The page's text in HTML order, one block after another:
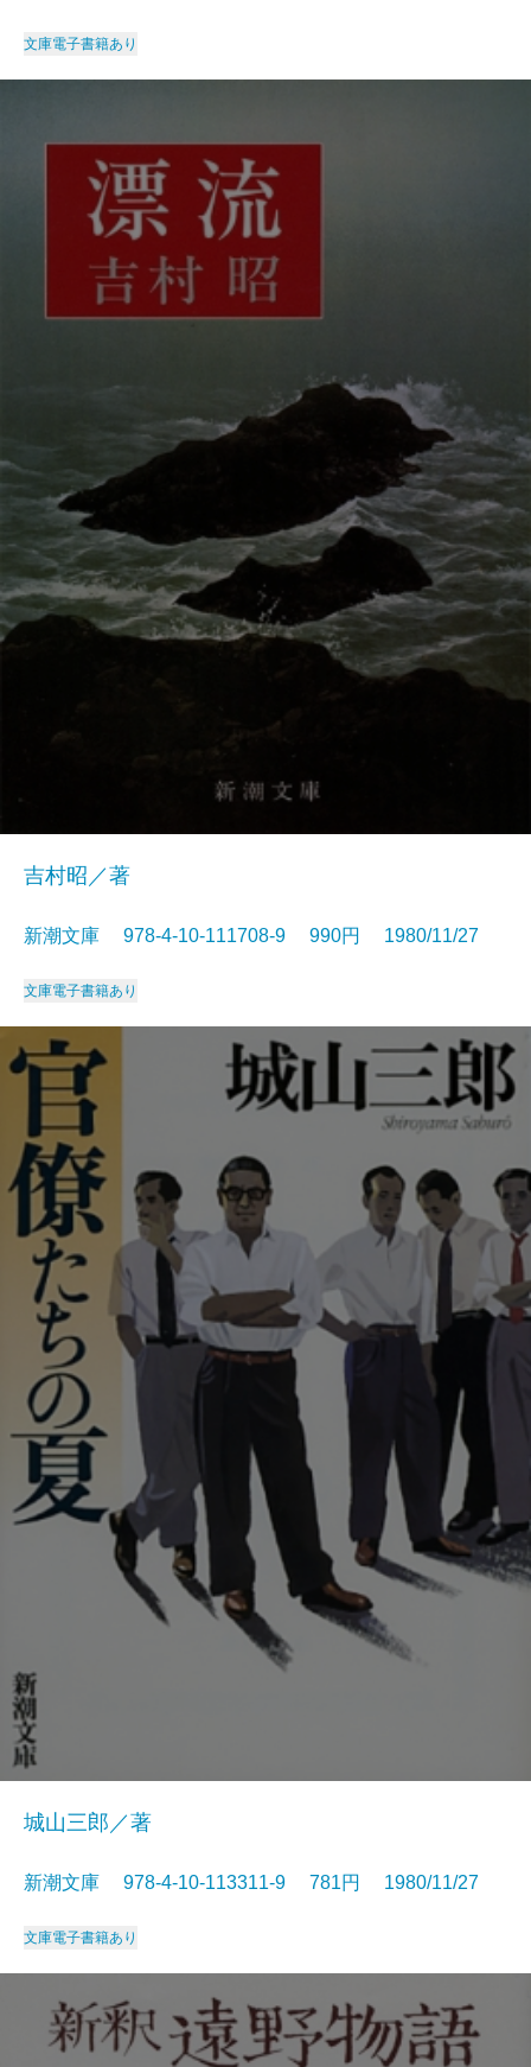
文庫電子書籍あり
吉村昭／著
新潮文庫 978-4-10-111708-9 990円 1980/11/27
文庫電子書籍あり
城山三郎／著
新潮文庫 978-4-10-113311-9 781円 1980/11/27
文庫電子書籍あり